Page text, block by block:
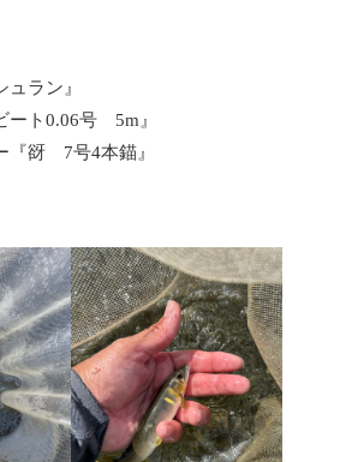
ラン』
ート0.06号 5m』
『谺 7号4本錨』